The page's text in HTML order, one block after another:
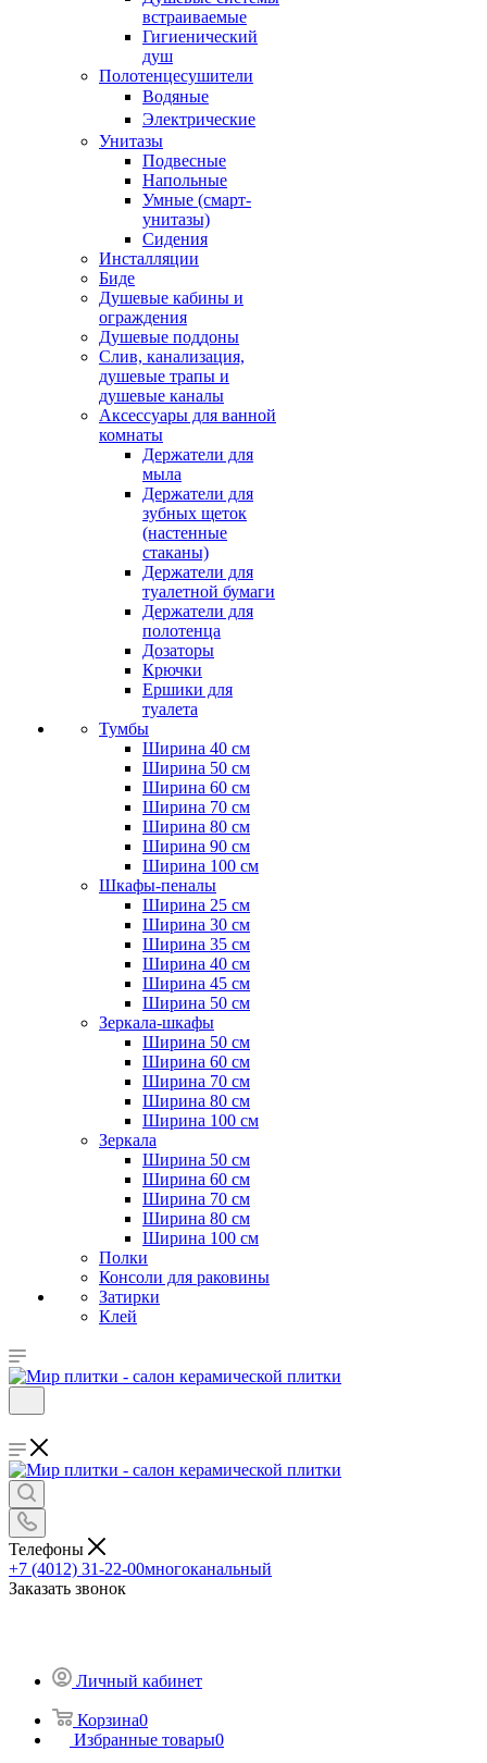
встраиваемые
Гигиенический
душ
Полотенцесушители
ㅤВодяные
ㅤЭлектрические
Унитазы
Подвесные
Напольные
Умные (смарт-
унитазы)
Сидения
Инсталляции
Биде
Душевые кабины и
ограждения
Душевые поддоны
Слив, канализация,
душевые трапы и
душевые каналы
Аксессуары для ванной
комнаты
Держатели для
мыла
Держатели для
зубных щеток
(настенные
стаканы)
Держатели для
туалетной бумаги
Держатели для
полотенца
Дозаторы
Крючки
Ершики для
туалета
Тумбы
Ширина 40 см
Ширина 50 см
Ширина 60 см
Ширина 70 см
Ширина 80 см
Ширина 90 см
Ширина 100 см
Шкафы-пеналы
Ширина 25 см
Ширина 30 см
Ширина 35 см
Ширина 40 см
Ширина 45 см
Ширина 50 см
Зеркала-шкафы
Ширина 50 см
Ширина 60 см
Ширина 70 см
Ширина 80 см
Ширина 100 см
Зеркала
Ширина 50 см
Ширина 60 см
Ширина 70 см
Ширина 80 см
Ширина 100 см
Полки
Консоли для раковины
Затирки
Клей
Телефоны
+7 (4012) 31-22-00многоканальный
Заказать звонок
Личный кабинет
Корзина0
Избранные товары0